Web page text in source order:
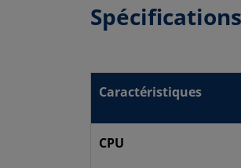
Caractéristiques
CPU